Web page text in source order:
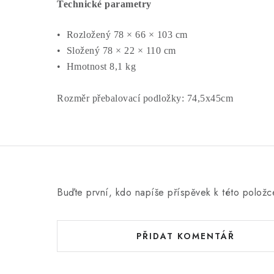
Technické parametry
• Rozložený 78 × 66 × 103 cm
• Složený 78 × 22 × 110 cm
• Hmotnost 8,1 kg
Rozměr přebalovací podložky: 74,5x45cm
Buďte první, kdo napíše příspěvek k této
PŘIDAT KOMENTÁŘ